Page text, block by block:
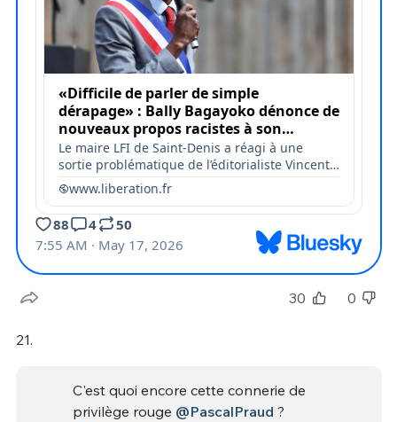
30 0
21.
C'est quoi encore cette connerie de
privilège rouge @PascalPraud ?